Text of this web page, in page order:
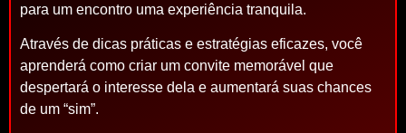
para um encontro uma experiência tranquila.
Através de dicas práticas e estratégias eficazes, você
aprenderá como criar um convite memorável que
despertará o interesse dela e aumentará suas chances
de um “sim”.